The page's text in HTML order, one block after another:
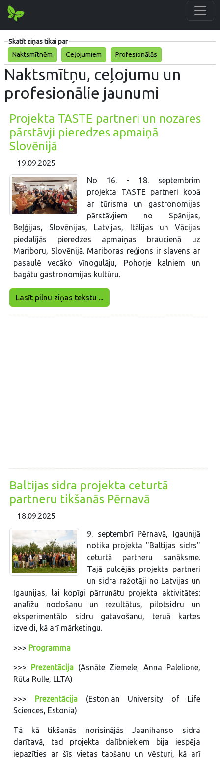
Skatīt ziņas tikai par
Naktsmītnēm
Ceļojumiem Profesionālās
Naktsmītņu, ceļojumu un
profesionālie jaunumi
Projekta TASTE partneri un nozares
pārstāvji pieredzes apmaiņā
Slovēnijā
19.09.2025
No 16. - 18. septembrim
projekta TASTE partneri kopā
ar tūrisma un gastronomijas
pārstāvjiem no Spānijas,
Beļģijas, Slovēnijas, Latvijas, Itālijas un Vācijas
piedalījās pieredzes apmaiņas braucienā uz
Mariboru, Slovēnijā. Mariboras reģions ir slavens ar
pasaulē vecāko vīnogulāju, Pohorje kalniem un
bagātu gastronomijas kultūru.
Lasīt pilnu ziņas tekstu ...
Baltijas sidra projekta ceturtā
partneru tikšanās Pērnavā
18.09.2025
9. septembrī Pērnavā, Igaunijā
notika projekta "Baltijas sidrs"
ceturtā partneru sanāksme.
Tajā pulcējās projekta partneri
un sidra ražotāji no Latvijas un
Igaunijas, lai kopīgi pārrunātu projekta aktivitātes:
analīžu nodošanu un rezultātus, pilotsidru un
eksperimentālo sidru gatavošanu, teruā kartes
izveidi, kā arī mārketingu.
>>> Programma
>>> Prezentācija (Asnāte Ziemele, Anna Palelione,
Rūta Rulle, LLTA)
>>> Prezentācija(Estonian University of Life
Sciences, Estonia)
Tā kā tikšanās norisinājās Jaanihanso sidra
darītavā, tad projekta dalībniekiem bija iespēja
iepazīties ar šīs vietas tapšanu un vēsturi, kā arī